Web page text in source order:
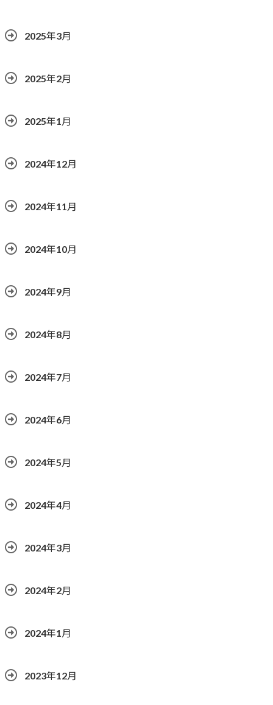
2025年3月
2025年2月
2025年1月
2024年12月
2024年11月
2024年10月
2024年9月
2024年8月
2024年7月
2024年6月
2024年5月
2024年4月
2024年3月
2024年2月
2024年1月
2023年12月